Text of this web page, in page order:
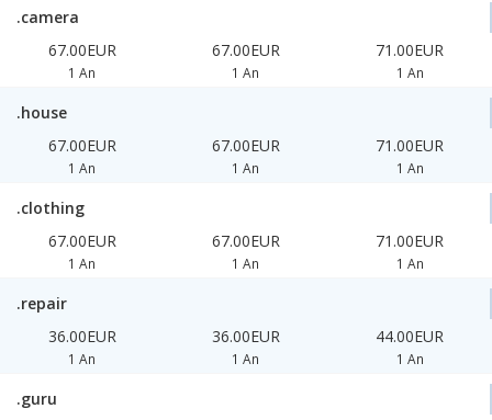
.camera
67.00EUR
1 An
67.00EUR
1 An
71.00EUR
1 An
.house
67.00EUR
1 An
67.00EUR
1 An
71.00EUR
1 An
.clothing
67.00EUR
1 An
67.00EUR
1 An
71.00EUR
1 An
.repair
36.00EUR
1 An
36.00EUR
1 An
44.00EUR
1 An
.guru